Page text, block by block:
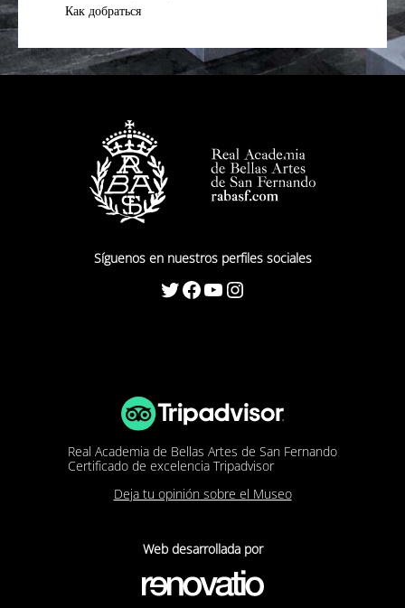
Как добраться
Síguenos en nuestros perfiles sociales
Twitter Facebook YouTube Instagram
Real Academia de Bellas Artes de San Fernando
Certificado de excelencia Tripadvisor
Deja tu opinión sobre el Museo
Web desarrollada por